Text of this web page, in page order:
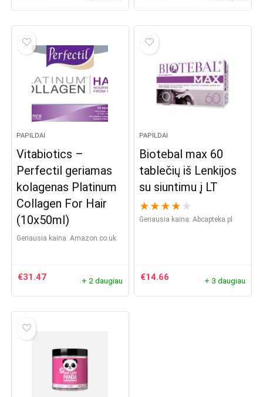
PAPILDAI
Vitabiotics –
Perfectil geriamas
kolagenas Platinum
Collagen For Hair
(10x50ml)
Geriausia kaina: Amazon.co.uk
€31.47 + 2 daugiau
PAPILDAI
Biotebal max 60
tablečių iš Lenkijos
su siuntimu į LT
★ ★ ★ ★ ★
Geriausia kaina: abcapteka.pl
€14.66 + 3 daugiau